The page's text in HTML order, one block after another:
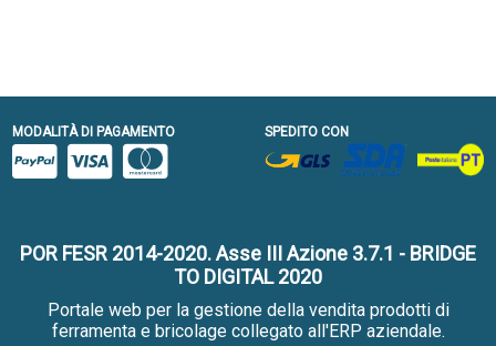
MODALITÀ DI PAGAMENTO SPEDITO CON
POR FESR 2014-2020. Asse III Azione 3.7.1 - BRIDGE
TO DIGITAL 2020
Portale web per la gestione della vendita prodotti di
ferramenta e bricolage collegato all'ERP aziendale.